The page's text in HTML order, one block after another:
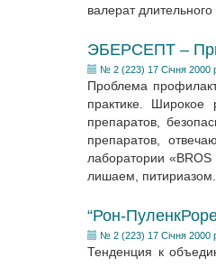
валерат
ЭБЕРСЕПТ –
№ 2 (223) 17 Січня 2000
Проблема
практике. Широкое
препаратов,
препаратов,
лаборатории
лишаем, питириазом.
“Рон-
№ 2 (223) 17 Січня 2000
Тенденция к